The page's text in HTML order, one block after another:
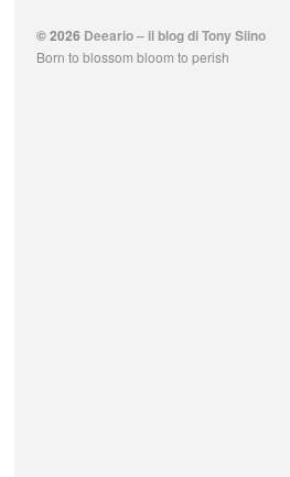
© 2026 Deeario – il blog di Tony Siino
Born to blossom bloom to perish